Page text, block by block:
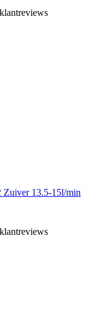
Zuiver 13.5-15l/min